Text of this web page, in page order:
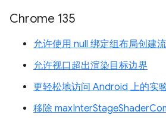
Chrome 135
允许使用 null 绑定组布局创建
允许视口超出渲染目标边界
更轻松地访问 Android 上的实
移除